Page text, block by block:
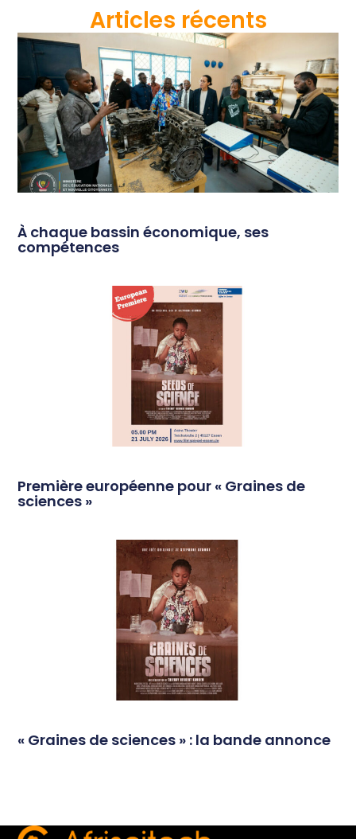
Articles récents
À chaque bassin économique, ses
compétences
Première européenne pour « Graines de
sciences »
« Graines de sciences » : la bande annonce